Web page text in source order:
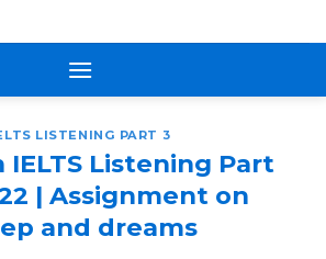
LISTENING PART 3
IELTS Listening Part
| Assignment on
and dreams